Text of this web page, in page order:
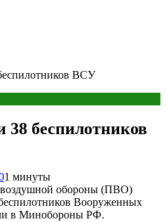
ВСУ
беспилотников
1 минуты
обороны (ПВО)
Вооруженных
в Минобороны РФ.